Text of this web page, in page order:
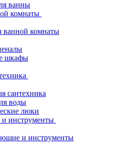
ванны
комнаты
ванной комнаты
шкафы
сантехника
воды
люки
инструменты
и инструменты